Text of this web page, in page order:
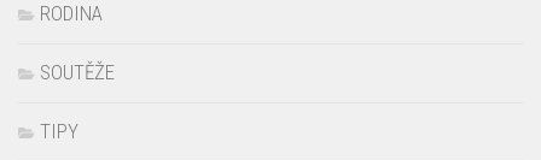
RODINA
SOUTĚŽE
TIPY